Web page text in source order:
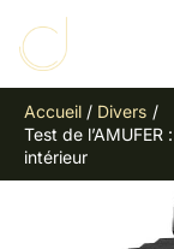
contenu
Accueil
Divers
Test de
intérieur
e
h
e
r